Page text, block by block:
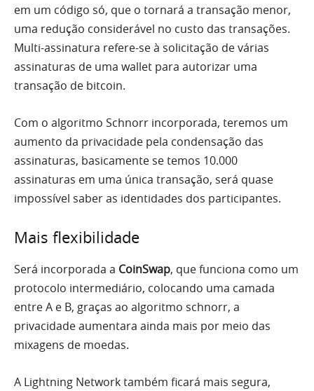
em um código só, que o tornará a transação menor,
uma redução considerável no custo das transações.
Multi-assinatura refere-se à solicitação de várias
assinaturas de uma wallet para autorizar uma
transação de bitcoin.
Com o algoritmo Schnorr incorporada, teremos um
aumento da privacidade pela condensação das
assinaturas, basicamente se temos 10.000
assinaturas em uma única transação, será quase
impossível saber as identidades dos participantes.
Mais flexibilidade
Será incorporada a CoinSwap, que funciona como um
protocolo intermediário, colocando uma camada
entre A e B, graças ao algoritmo schnorr, a
privacidade aumentara ainda mais por meio das
mixagens de moedas.
A Lightning Network também ficará mais segura,